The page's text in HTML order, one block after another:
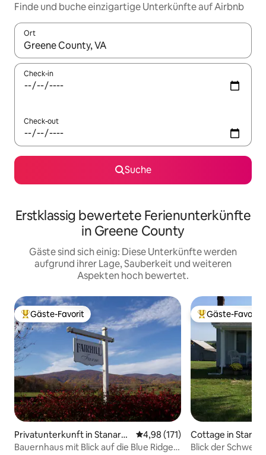
Finde und buche einzigartige Unterkünfte auf Airbnb
Ort
Wenn Ergebnisse verfügbar sind, navigiere mit den
Check-in
Check-out
Suche
Erstklassig bewertete Ferienunterkünfte
in Greene County
Gäste sind sich einig: Diese Unterkünfte werden
aufgrund ihrer Lage, Sauberkeit und weiteren
Aspekten hoch bewertet.
Beliebter Gäste-Favorit.
Gäste-Favorit
Privatunterkunft in Stanards
ville
Durchschnittliche Bewertung:
4,98 (171)
Bauernhaus mit Blick auf die Blue Ridge
Beliebter Gäste-
Gäste-Favorit
Cottage in
Blick der